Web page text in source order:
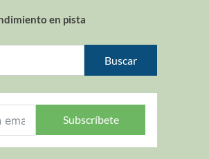
en pista
Subscríbete